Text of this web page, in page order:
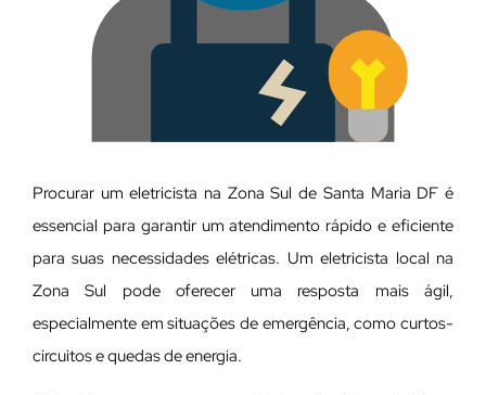
Procurar um eletricista na Zona Sul de Santa Maria DF é
essencial para garantir um atendimento rápido e eficiente
para suas necessidades elétricas. Um eletricista local na
Zona Sul pode oferecer uma resposta mais ágil,
especialmente em situações de emergência, como curtos-
circuitos e quedas de energia.